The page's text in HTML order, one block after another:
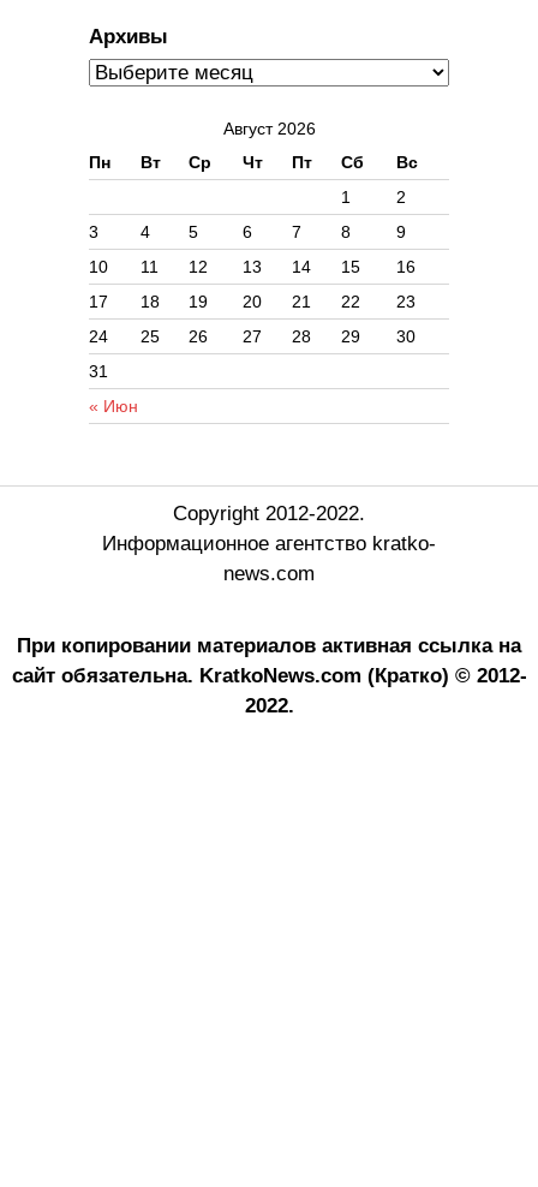
Архивы
Август 2026
Пн
Вт Ср Чт Пт Сб Вс
« Июн
1
2
3
4 5 6 7 8
9
10
11 12 13 14 15
16
17
18 19 20 21 22
23
24
25 26 27 28 29
30
31
Copyright 2012-2022.
Информационное агентство kratko-
news.com
При копировании материалов активная ссылка на
сайт обязательна. KratkoNews.com (Кратко) © 2012-
2022.